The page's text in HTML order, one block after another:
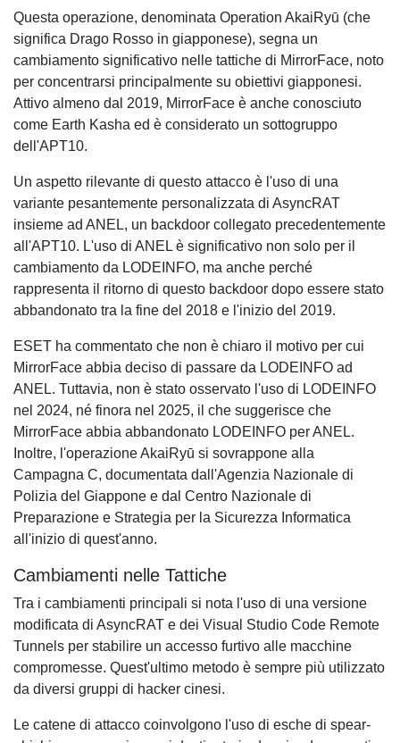
Questa operazione, denominata Operation AkaiRyū (che
significa Drago Rosso in giapponese), segna un
cambiamento significativo nelle tattiche di MirrorFace, noto
per concentrarsi principalmente su obiettivi giapponesi.
Attivo almeno dal 2019, MirrorFace è anche conosciuto
come Earth Kasha ed è considerato un sottogruppo
dell'APT10.
Un aspetto rilevante di questo attacco è l'uso di una
variante pesantemente personalizzata di AsyncRAT
insieme ad ANEL, un backdoor collegato precedentemente
all'APT10. L'uso di ANEL è significativo non solo per il
cambiamento da LODEINFO, ma anche perché
rappresenta il ritorno di questo backdoor dopo essere stato
abbandonato tra la fine del 2018 e l'inizio del 2019.
ESET ha commentato che non è chiaro il motivo per cui
MirrorFace abbia deciso di passare da LODEINFO ad
ANEL. Tuttavia, non è stato osservato l'uso di LODEINFO
nel 2024, né finora nel 2025, il che suggerisce che
MirrorFace abbia abbandonato LODEINFO per ANEL.
Inoltre, l'operazione AkaiRyū si sovrappone alla
Campagna C, documentata dall'Agenzia Nazionale di
Polizia del Giappone e dal Centro Nazionale di
Preparazione e Strategia per la Sicurezza Informatica
all'inizio di quest'anno.
Cambiamenti nelle Tattiche
Tra i cambiamenti principali si nota l'uso di una versione
modificata di AsyncRAT e dei Visual Studio Code Remote
Tunnels per stabilire un accesso furtivo alle macchine
compromesse. Quest'ultimo metodo è sempre più utilizzato
da diversi gruppi di hacker cinesi.
Le catene di attacco coinvolgono l'uso di esche di spear-